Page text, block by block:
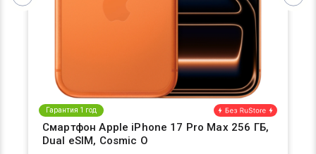
Гарантия 1 год
Смартфон Apple iPhone 17 Pro Max 256 ГБ,
Dual eSIM, Cosmic O